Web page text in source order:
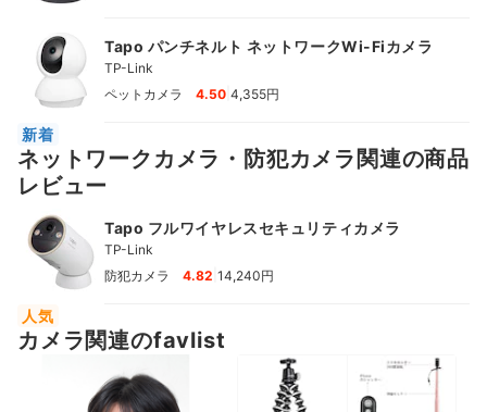
Tapo パンチネルト ネットワークWi-Fiカメラ
TP-Link
ペットカメラ
4.50 4,355円
新着
ネットワークカメラ・防犯カメラ関連の商品
レビュー
Tapo フルワイヤレスセキュリティカメラ
TP-Link
防犯カメラ
4.82 14,240円
人気
カメラ関連のfavlist